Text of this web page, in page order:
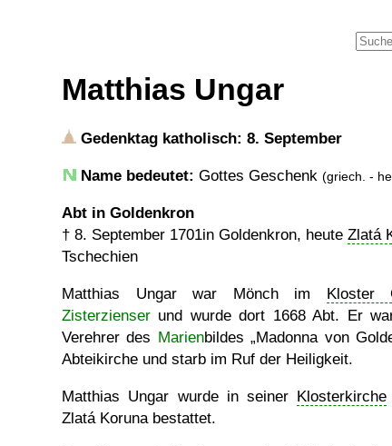
Matthias Ungar
Gedenktag katholisch: 8. September
Name bedeutet: Gottes Geschenk (griech. -
Abt in Goldenkron
† 8. September 1701in Goldenkron, heute Zlatá
Tschechien
Matthias Ungar war Mönch im Kloster
Zisterzienser und wurde dort 1668 Abt. Er
Verehrer des Marienbildes Madonna von
Abteikirche und starb im Ruf der Heiligkeit.
Matthias Ungar wurde in seiner Klosterkirche
Zlatá Koruna bestattet.